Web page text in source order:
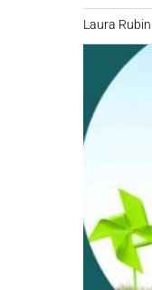
Laura Rubini